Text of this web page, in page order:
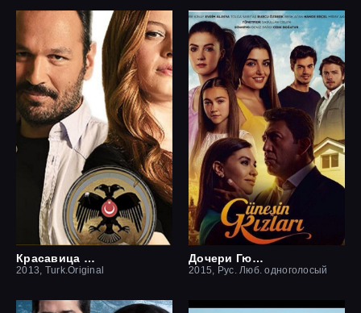
Красавица и чудовище
2013, Turk.Original
Дочери Гюнеш
2015, Рус. Люб. одноголосый